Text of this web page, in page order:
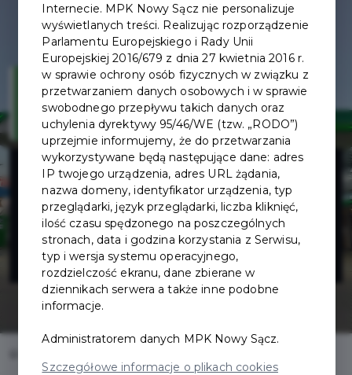
Stacja paliw
VALDI - ul.
Węgierska 201
Internecie. MPK Nowy Sącz nie personalizuje
wyświetlanych treści. Realizując rozporządzenie
Parlamentu Europejskiego i Rady Unii
Europejskiej 2016/679 z dnia 27 kwietnia 2016 r.
w sprawie ochrony osób fizycznych w związku z
przetwarzaniem danych osobowych i w sprawie
swobodnego przepływu takich danych oraz
uchylenia dyrektywy 95/46/WE (tzw. „RODO”)
uprzejmie informujemy, że do przetwarzania
wykorzystywane będą następujące dane: adres
IP twojego urządzenia, adres URL żądania,
nazwa domeny, identyfikator urządzenia, typ
przeglądarki, język przeglądarki, liczba kliknięć,
ilość czasu spędzonego na poszczególnych
stronach, data i godzina korzystania z Serwisu,
typ i wersja systemu operacyjnego,
rozdzielczość ekranu, dane zbierane w
dziennikach serwera a także inne podobne
informacje.
Administratorem danych MPK Nowy Sącz.
Szczegółowe informacje o plikach cookies